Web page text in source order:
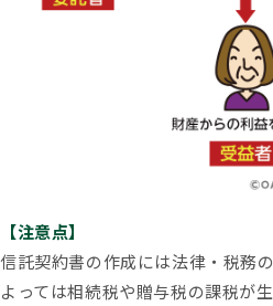
【注意点】
信託契約書の作成には法律・税務
よっては相続税や贈与税の課税が